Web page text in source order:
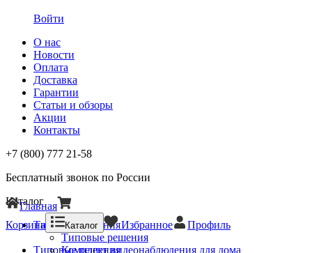
Войти
О нас
Новости
Оплата
Доставка
Гарантии
Статьи и обзоры
Акции
Контакты
+7 (800) 777 21-58
Бесплатный звонок по России
Каталог
Типовые решения
Типовые решения
Комплект видеонаблюдения для дома
Главная
Корзина
Каталог Избранное Профиль
Типовые решения